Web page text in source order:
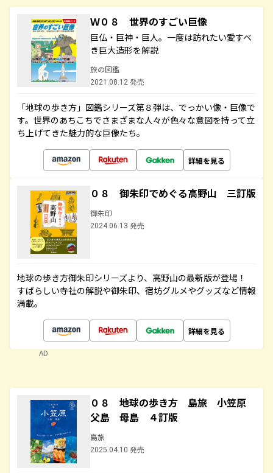
Ｗ０８ 世界のすごい巨像
巨仏・巨神・巨人。一度は訪れたい愛すべ
き巨大造形を解説
旅の図鑑
2021.08.12 発売
「地球の歩き方」図鑑シリーズ第８弾は、でっかい像・巨像で
す。世界のあちこちでさまざまな人々が色々な意図を持って立
ち上げてきた魅力的な巨像たち。
詳細を見る
０８ 御朱印でめぐる高野山 三訂版
御朱印
2024.06.13 発売
地球の歩き方御朱印シリーズより、高野山の最新版が登場！
すばらしい寺社の解説や御朱印、宿坊グルメやグッズなど情報
満載。
詳細を見る
AD
０８ 地球の歩き方 島旅 小笠原
父島 母島 ４訂版
島旅
2025.04.10 発売